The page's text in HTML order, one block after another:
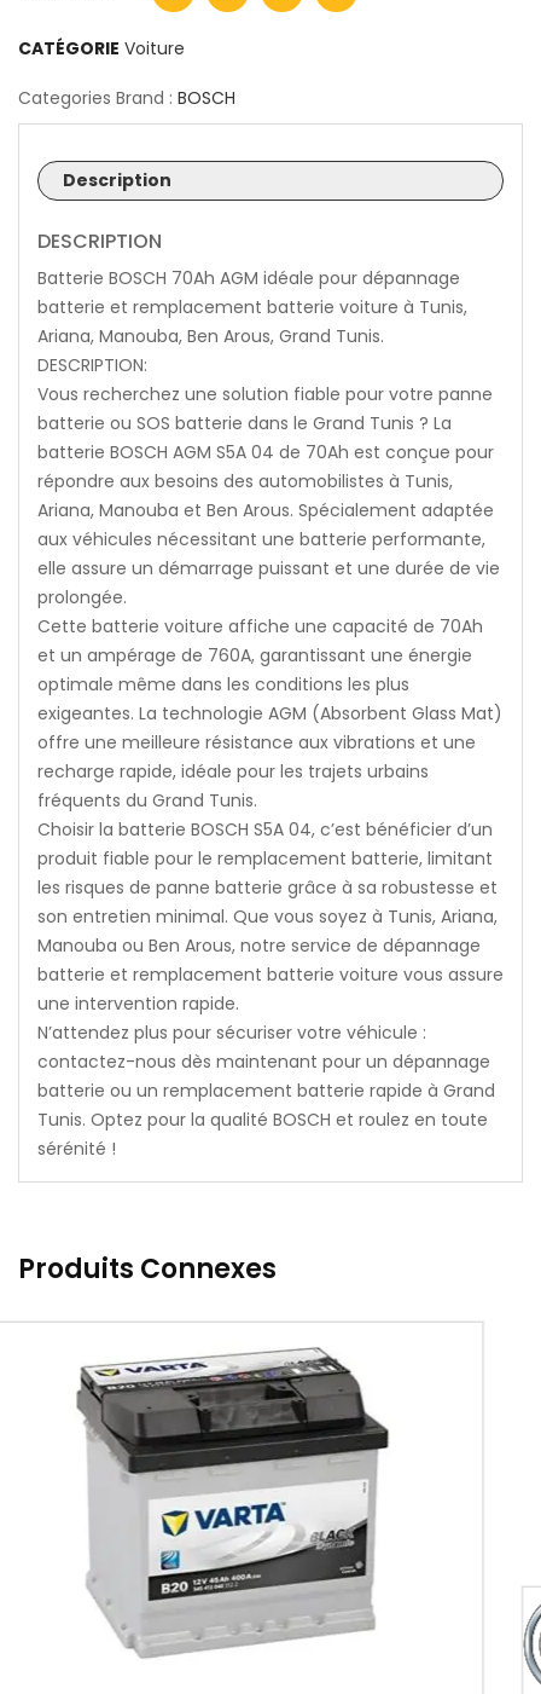
CATÉGORIE Voiture
Categories Brand : BOSCH
Description
DESCRIPTION
Batterie BOSCH 70Ah AGM idéale pour dépannage
batterie et remplacement batterie voiture à Tunis,
Ariana, Manouba, Ben Arous, Grand Tunis.
DESCRIPTION:
Vous recherchez une solution fiable pour votre panne
batterie ou SOS batterie dans le Grand Tunis ? La
batterie BOSCH AGM S5A 04 de 70Ah est conçue pour
répondre aux besoins des automobilistes à Tunis,
Ariana, Manouba et Ben Arous. Spécialement adaptée
aux véhicules nécessitant une batterie performante,
elle assure un démarrage puissant et une durée de vie
prolongée.
Cette batterie voiture affiche une capacité de 70Ah
et un ampérage de 760A, garantissant une énergie
optimale même dans les conditions les plus
exigeantes. La technologie AGM (Absorbent Glass Mat)
offre une meilleure résistance aux vibrations et une
recharge rapide, idéale pour les trajets urbains
fréquents du Grand Tunis.
Choisir la batterie BOSCH S5A 04, c’est bénéficier d’un
produit fiable pour le remplacement batterie, limitant
les risques de panne batterie grâce à sa robustesse et
son entretien minimal. Que vous soyez à Tunis, Ariana,
Manouba ou Ben Arous, notre service de dépannage
batterie et remplacement batterie voiture vous assure
une intervention rapide.
N’attendez plus pour sécuriser votre véhicule :
contactez-nous dès maintenant pour un dépannage
batterie ou un remplacement batterie rapide à Grand
Tunis. Optez pour la qualité BOSCH et roulez en toute
sérénité !
Produits Connexes